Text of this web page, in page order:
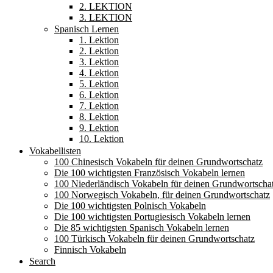
2. LEKTION
3. LEKTION
Spanisch Lernen
1. Lektion
2. Lektion
3. Lektion
4. Lektion
5. Lektion
6. Lektion
7. Lektion
8. Lektion
9. Lektion
10. Lektion
Vokabellisten
100 Chinesisch Vokabeln für deinen Grundwortschatz
Die 100 wichtigsten Französisch Vokabeln lernen
100 Niederländisch Vokabeln für deinen
100 Norwegisch Vokabeln, für deinen Grundwortschatz
Die 100 wichtigsten Polnisch Vokabeln
Die 100 wichtigsten Portugiesisch Vokabeln lernen
Die 85 wichtigsten Spanisch Vokabeln lernen
100 Türkisch Vokabeln für deinen Grundwortschatz
Finnisch Vokabeln
Search